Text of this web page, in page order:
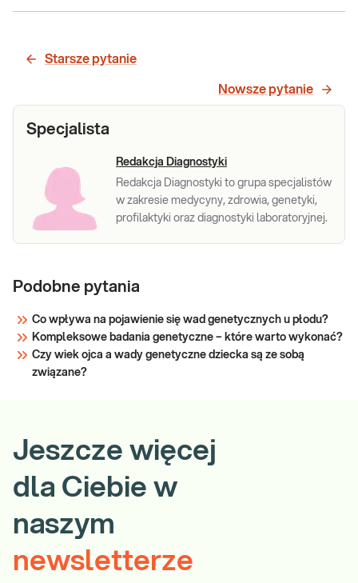
Rozmaz
Rozmaz krwi (manualnie). Rozmaz krwi jest to
Mikroskopową ocenę rozmazu krwi wykonuje się
w przypadku uzyskania nieprawidłowego wyniku
Starsze pytanie
Nowsze pytanie
Specjalista
Redakcja Diagnostyki
Redakcja Diagnostyki to grupa specjalistów
w zakresie medycyny, zdrowia, genetyki,
profilaktyki oraz diagnostyki laboratoryjnej.
Podobne pytania
Co wpływa na pojawienie się wad genetycznych u płodu?
Kompleksowe badania genetyczne – które warto wykonać?
Czy wiek ojca a wady genetyczne dziecka są ze sobą
związane?
Jeszcze więcej
dla Ciebie w
naszym
newsletterze